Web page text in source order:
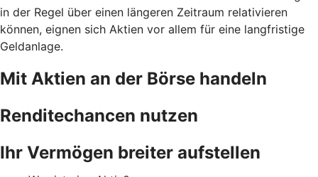
in der Regel über einen längeren Zeitraum relativieren
können, eignen sich Aktien vor allem für eine langfristige
Geldanlage.
Mit Aktien an der Börse handeln
Renditechancen nutzen
Ihr Vermögen breiter aufstellen